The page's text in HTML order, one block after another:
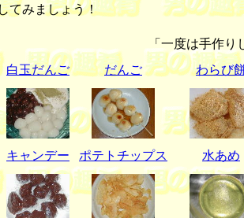
てみましょう！
「一度は手作
白玉だんご
だんご わらび
キャンデー ポテトチップス 水あめ